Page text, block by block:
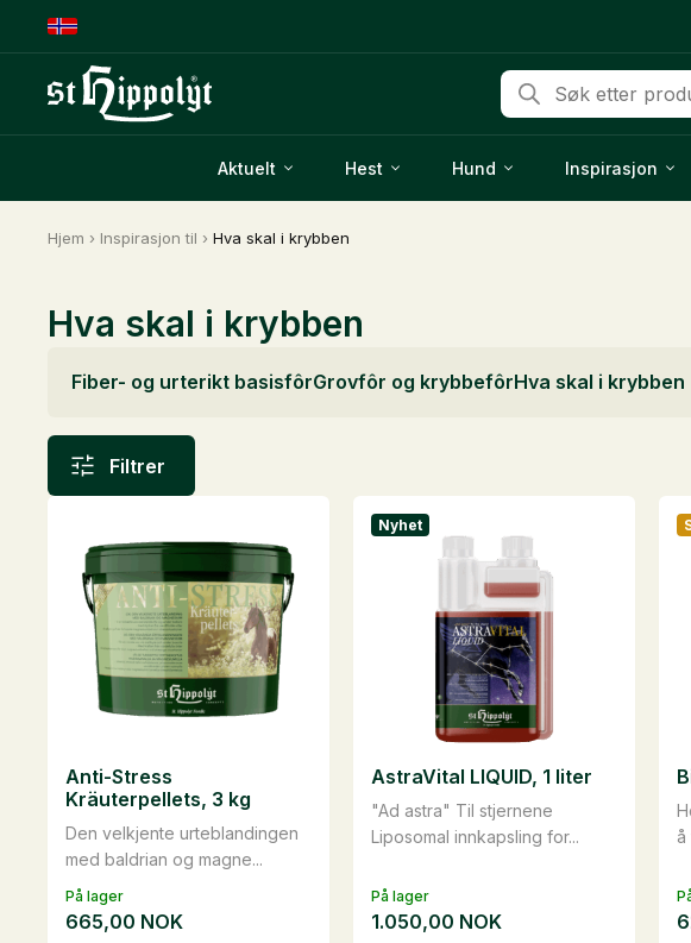
Products
search
Aktuelt Hest Hund Inspirasjon
Hjem › Inspirasjon til › Hva skal i krybben
Hva skal i krybben
Fiber- og urterikt basisfôrGrovfôr og krybbefôrHva skal i krybben
Filtrer
På lager
Den velkjente urteblandingen
med baldrian og magne...
Anti-Stress
Kräuterpellets, 3 kg
665,00 NOK
På lager
Nyhet
"Ad astra" Til stjernene
Liposomal innkapsling for...
AstraVital LIQUID, 1 liter
1.050,00 NOK
å